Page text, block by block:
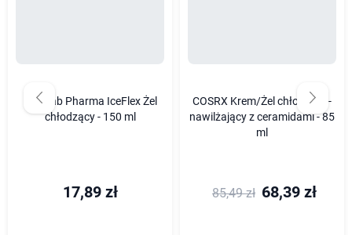
Activlab Pharma IceFlex Żel
chłodzący - 150 ml
17,89 zł
COSRX Krem/Żel chłodząco-
nawilżający z ceramidami - 85
ml
85,49 zł 68,39 zł